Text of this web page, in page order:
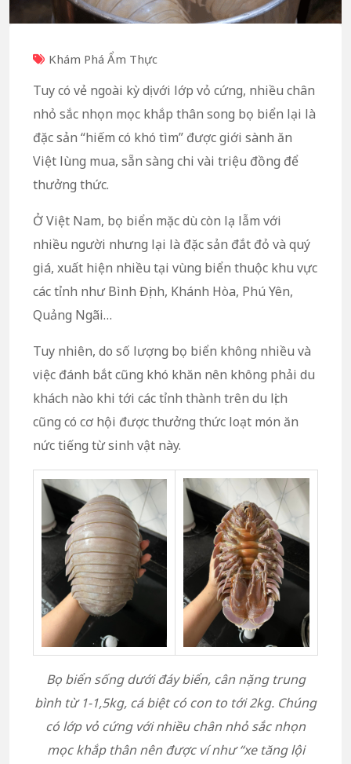
Khám Phá Ẩm Thực
Tuy có vẻ ngoài kỳ dị với lớp vỏ cứng, nhiều chân
nhỏ sắc nhọn mọc khắp thân song bọ biển lại là
đặc sản “hiếm có khó tìm” được giới sành ăn
Việt lùng mua, sẵn sàng chi vài triệu đồng để
thưởng thức.
Ở Việt Nam, bọ biển mặc dù còn lạ lẫm với
nhiều người nhưng lại là đặc sản đắt đỏ và quý
giá, xuất hiện nhiều tại vùng biển thuộc khu vực
các tỉnh như Bình Định, Khánh Hòa, Phú Yên,
Quảng Ngãi…
Tuy nhiên, do số lượng bọ biển không nhiều và
việc đánh bắt cũng khó khăn nên không phải du
khách nào khi tới các tỉnh thành trên du lịch
cũng có cơ hội được thưởng thức loạt món ăn
nức tiếng từ sinh vật này.
Bọ biển sống dưới đáy biển, cân nặng trung
bình từ 1-1,5kg, cá biệt có con to tới 2kg. Chúng
có lớp vỏ cứng với nhiều chân nhỏ sắc nhọn
mọc khắp thân nên được ví như “xe tăng lội